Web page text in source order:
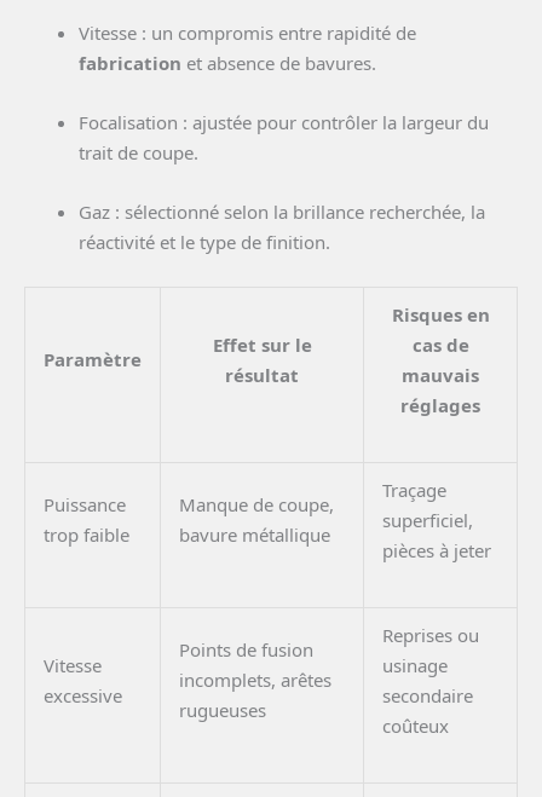
Vitesse : un compromis entre rapidité de
fabrication et absence de bavures.
Focalisation : ajustée pour contrôler la largeur du
trait de coupe.
Gaz : sélectionné selon la brillance recherchée, la
réactivité et le type de finition.
Paramètre
Effet sur le
résultat
Risques en
cas de
mauvais
réglages
Puissance
trop faible
Manque de coupe,
bavure métallique
Traçage
superficiel,
pièces à jeter
Vitesse
excessive
Points de fusion
incomplets, arêtes
rugueuses
Reprises ou
usinage
secondaire
coûteux